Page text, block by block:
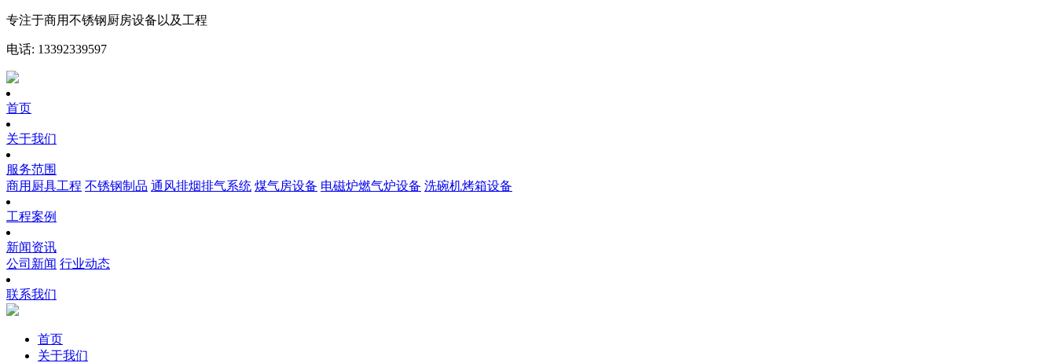
专注于商用不锈钢厨房设备以及工程
电话: 13392339597
首页
关于我们
服务范围
商用厨具工程 不锈钢制品 通风排烟排气系统 煤气房设备 电磁炉燃气炉设备 洗碗机烤箱设备
工程案例
新闻资讯
公司新闻 行业动态
联系我们
首页
关于我们